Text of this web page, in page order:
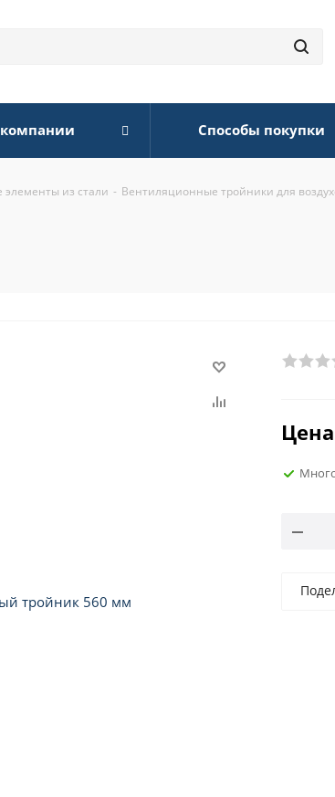
Способы покупки
из стали - Вентиляционные тройники для
Цена